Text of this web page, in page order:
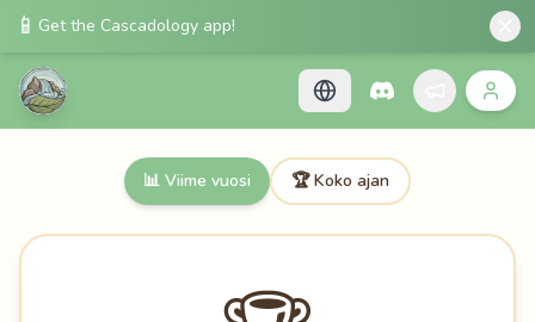
📱 Get the Cascadology app!
📊 Viime vuosi 🏆Koko ajan